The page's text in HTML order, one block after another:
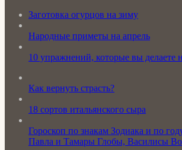
Заготовка огурцов на зиму
Народные приметы на апрель
10 упражнений, которые вы делаете
Как вернуть страсть?
18 сортов итальянского сыра
Гороскоп по знакам Зодиака и по
Павла и Тамары Глобы, Василисы